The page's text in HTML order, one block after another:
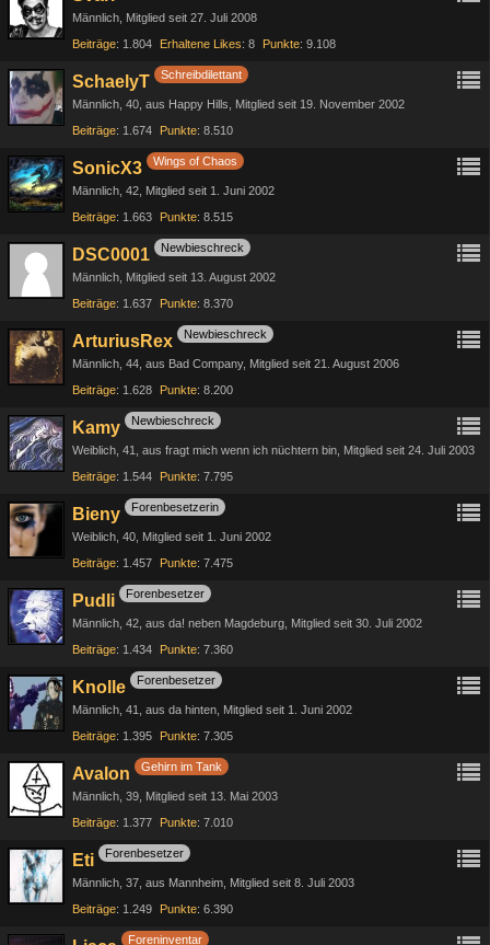
Männlich Mitglied seit 27. Juli 2008
Beiträge 1.804 Erhaltene Likes 8 Punkte 9.108
SchaelyT Schreibdilettant
Männlich 40 aus Happy Hills
Mitglied seit 19. November 2002
Beiträge 1.674 Punkte 8.510
SonicX3 Wings of Chaos
Männlich 42 Mitglied seit 1. Juni 2002
Beiträge 1.663 Punkte 8.515
DSC0001 Newbieschreck
Männlich Mitglied seit 13. August 2002
Beiträge 1.637 Punkte 8.370
ArturiusRex Newbieschreck
Männlich 44 aus Bad Company Mitglied seit 21. August 2006
Beiträge 1.628 Punkte 8.200
Kamy Newbieschreck
Weiblich 41 aus fragt mich wenn ich nüchtern bin Mitglied seit 24. Juli 2003
Beiträge 1.544 Punkte 7.795
Bieny Forenbesetzerin
Weiblich 40 Mitglied seit 1. Juni 2002
Beiträge 1.457 Punkte 7.475
Pudli Forenbesetzer
Männlich 42 aus da! neben Magdeburg Mitglied seit 30. Juli 2002
Beiträge 1.434 Punkte 7.360
Knolle Forenbesetzer
Männlich 41 aus da hinten Mitglied seit 1. Juni 2002
Beiträge 1.395 Punkte 7.305
Avalon Gehirn im Tank
Männlich 39 Mitglied seit 13. Mai 2003
Beiträge 1.377 Punkte 7.010
Eti Forenbesetzer
Männlich 37 aus Mannheim Mitglied seit 8. Juli 2003
Beiträge 1.249 Punkte 6.390
Foreninventar